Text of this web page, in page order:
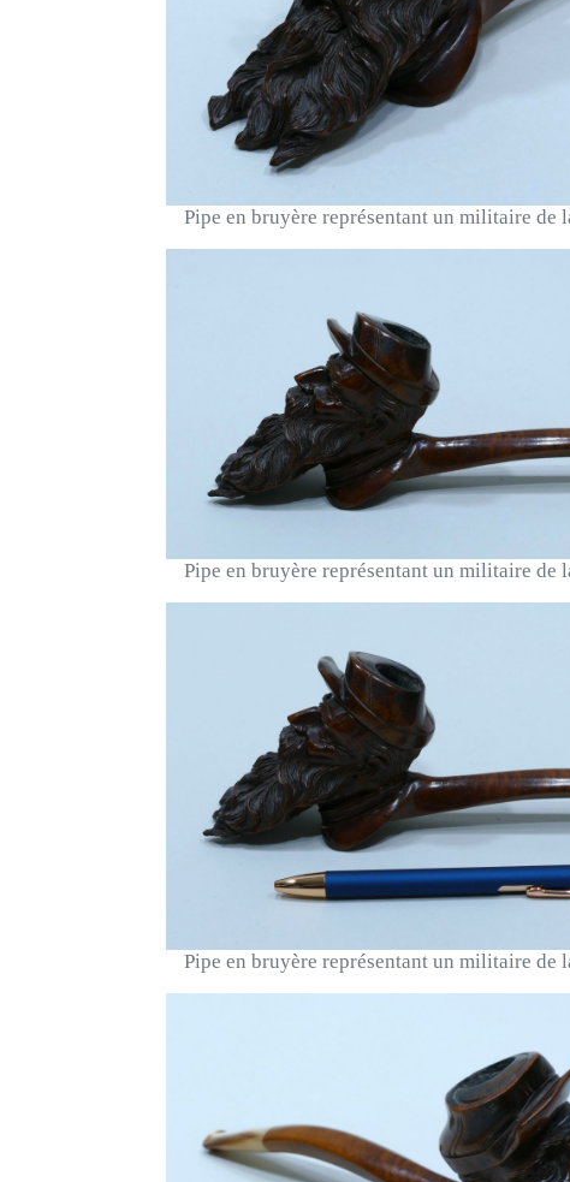
Pipe en bruyère représentant un militaire de
Pipe en bruyère représentant un militaire de
Pipe en bruyère représentant un militaire de